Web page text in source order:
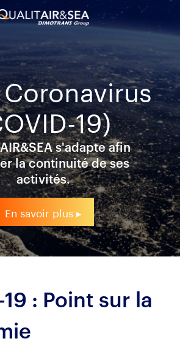
19)
s'adapte afin
la continuité de ses
activités.
En savoir plus ▸
: Point sur la